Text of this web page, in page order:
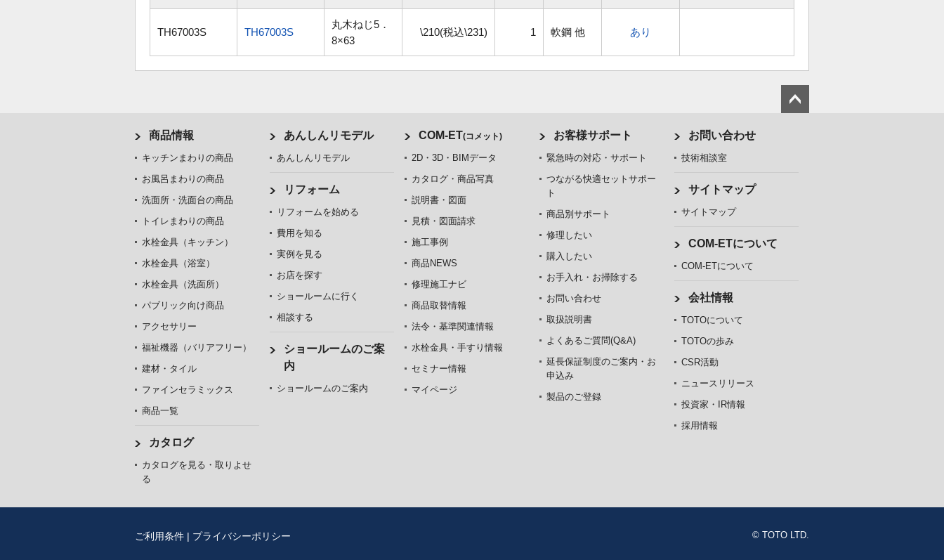
TH67003S TH67003S
丸木ねじ5．
8×63
\210(税込\231) 1 軟鋼 他 あり
商品情報
キッチンまわりの商品
お風呂まわりの商品
洗面所・洗面台の商品
トイレまわりの商品
水栓金具（キッチン）
水栓金具（浴室）
水栓金具（洗面所）
パブリック向け商品
アクセサリー
福祉機器（バリアフリー）
建材・タイル
ファインセラミックス
商品一覧
カタログ
カタログを見る・取りよせ
る
あんしんリモデル
あんしんリモデル
リフォーム
リフォームを始める
費用を知る
実例を見る
お店を探す
ショールームに行く
相談する
ショールームのご案
内
ショールームのご案内
COM-ET(コメット)
2D・3D・BIMデータ
カタログ・商品写真
説明書・図面
見積・図面請求
施工事例
商品NEWS
修理施工ナビ
商品取替情報
法令・基準関連情報
水栓金具・手すり情報
セミナー情報
マイページ
お客様サポート
緊急時の対応・サポート
つながる快適セットサポー
ト
商品別サポート
修理したい
購入したい
お手入れ・お掃除する
お問い合わせ
取扱説明書
よくあるご質問(Q&A)
延長保証制度のご案内・お
申込み
製品のご登録
お問い合わせ
技術相談室
サイトマップ
サイトマップ
COM-ETについて
COM-ETについて
会社情報
TOTOについて
TOTOの歩み
CSR活動
ニュースリリース
投資家・IR情報
採用情報
ご利用条件 | プライバシーポリシー © TOTO LTD.